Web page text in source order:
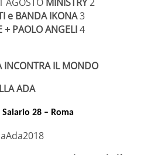
e BANDA IKONA3
+ PAOLO ANGELI4
INCONTRA IL MONDO
ADA
28 – Roma